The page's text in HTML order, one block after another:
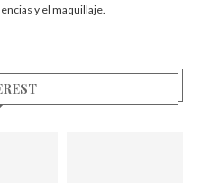
y el maquillaje.